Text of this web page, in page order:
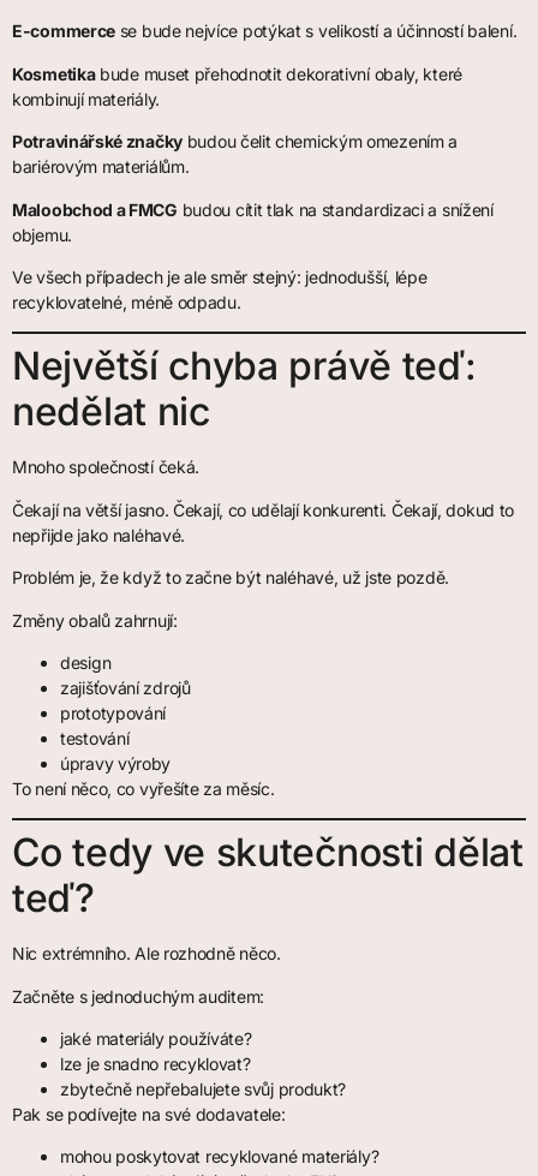
E-commerce se bude nejvíce potýkat s velikostí a účinností balení.
Kosmetikabude muset přehodnotit dekorativní obaly, které
kombinují materiály.
Potravinářské značky budou čelit chemickým omezením a
bariérovým materiálům.
Maloobchod a FMCG budou cítit tlak na standardizaci a snížení
objemu.
Ve všech případech je ale směr stejný: jednodušší, lépe
recyklovatelné, méně odpadu.
Největší chyba právě teď:
nedělat nic
Mnoho společností čeká.
Čekají na větší jasno. Čekají, co udělají konkurenti. Čekají, dokud to
nepřijde jako naléhavé.
Problém je, že když to začne být naléhavé, už jste pozdě.
Změny obalů zahrnují:
design
zajišťování zdrojů
prototypování
testování
úpravy výroby
To není něco, co vyřešíte za měsíc.
Co tedy ve skutečnosti dělat
teď?
Nic extrémního. Ale rozhodně něco.
Začněte s jednoduchým auditem:
jaké materiály používáte?
lze je snadno recyklovat?
zbytečně nepřebalujete svůj produkt?
Pak se podívejte na své dodavatele:
mohou poskytovat recyklované materiály?